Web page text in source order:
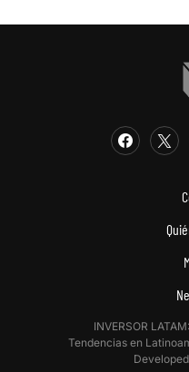
INVERSOR
Tendencias en